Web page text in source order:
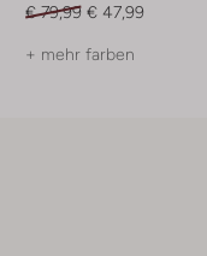
€ 79,99 € 47,99
+ mehr farben